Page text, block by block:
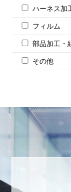
ハーネス加
フィルム
部品加工・
その他